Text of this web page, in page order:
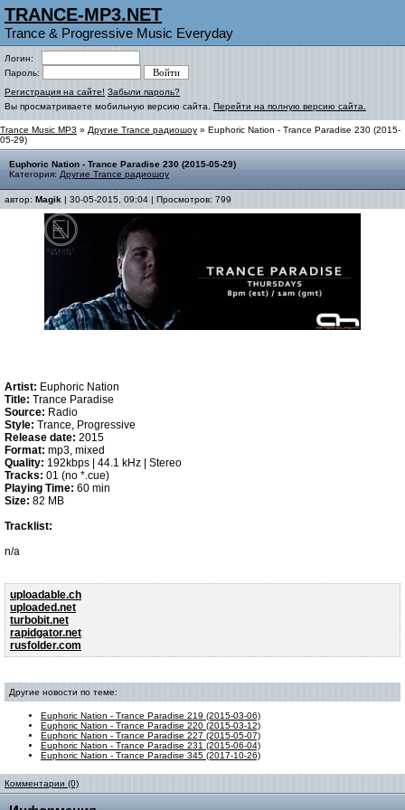
TRANCE-MP3.NET
Trance & Progressive Music Everyday
Логин:
Пароль:
Регистрация на сайте! Забыли пароль?
Вы просматриваете мобильную версию сайта. Перейти на полную версию сайта.
Trance Music MP3 » Другие Trance радиошоу » Euphoric Nation - Trance Paradise 230 (2015-
05-29)
Euphoric Nation - Trance Paradise 230 (2015-05-29)
Категория: Другие Trance радиошоу
автор: Magik | 30-05-2015, 09:04 | Просмотров: 799
Artist: Euphoric Nation
Title: Trance Paradise
Source: Radio
Style: Trance, Progressive
Release date: 2015
Format: mp3, mixed
Quality: 192kbps | 44.1 kHz | Stereo
Tracks: 01 (no *.cue)
Playing Time: 60 min
Size: 82 MB
Tracklist:
n/a
uploadable.ch
uploaded.net
turbobit.net
rapidgator.net
rusfolder.com
Другие новости по теме:
Euphoric Nation - Trance Paradise 219 (2015-03-06)
Euphoric Nation - Trance Paradise 220 (2015-03-12)
Euphoric Nation - Trance Paradise 227 (2015-05-07)
Euphoric Nation - Trance Paradise 231 (2015-06-04)
Euphoric Nation - Trance Paradise 345 (2017-10-26)
Комментарии (0)